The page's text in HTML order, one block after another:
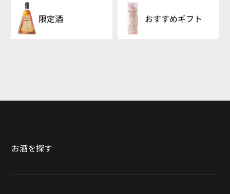
限定酒 おすすめギフト
お酒を探す